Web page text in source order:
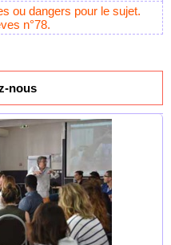
ou dangers pour le sujet.
n°78.
nous